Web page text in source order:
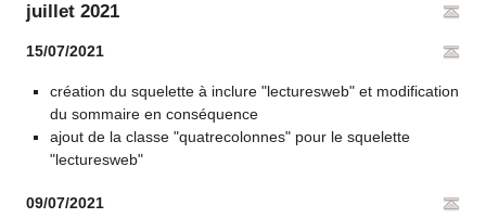
juillet 2021
15/07/2021
création du squelette à inclure "lecturesweb" et modification
du sommaire en conséquence
ajout de la classe "quatrecolonnes" pour le squelette
"lecturesweb"
09/07/2021